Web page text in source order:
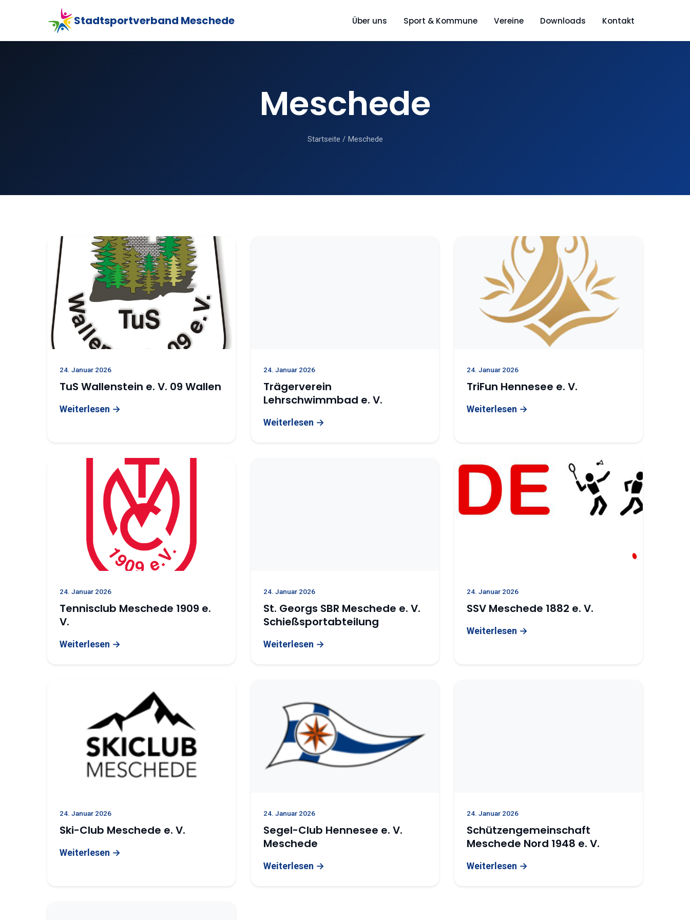
Stadtsportverband Meschede Über uns Sport & Kommune Vereine Downloads Kontakt
Meschede
Startseite / Meschede
24. Januar 2026
TuS Wallenstein e. V. 09 Wallen
Weiterlesen →
24. Januar 2026
Trägerverein
Lehrschwimmbad e. V.
Weiterlesen →
24. Januar 2026
TriFun Hennesee e. V.
Weiterlesen →
24. Januar 2026
Tennisclub Meschede 1909 e.
V.
Weiterlesen →
24. Januar 2026
St. Georgs SBR Meschede e. V.
Schießsportabteilung
Weiterlesen →
24. Januar 2026
SSV Meschede 1882 e. V.
Weiterlesen →
24. Januar 2026
Ski-Club Meschede e. V.
Weiterlesen →
24. Januar 2026
Segel-Club Hennesee e. V.
Meschede
Weiterlesen →
24. Januar 2026
Schützengemeinschaft
Meschede Nord 1948 e. V.
Weiterlesen →